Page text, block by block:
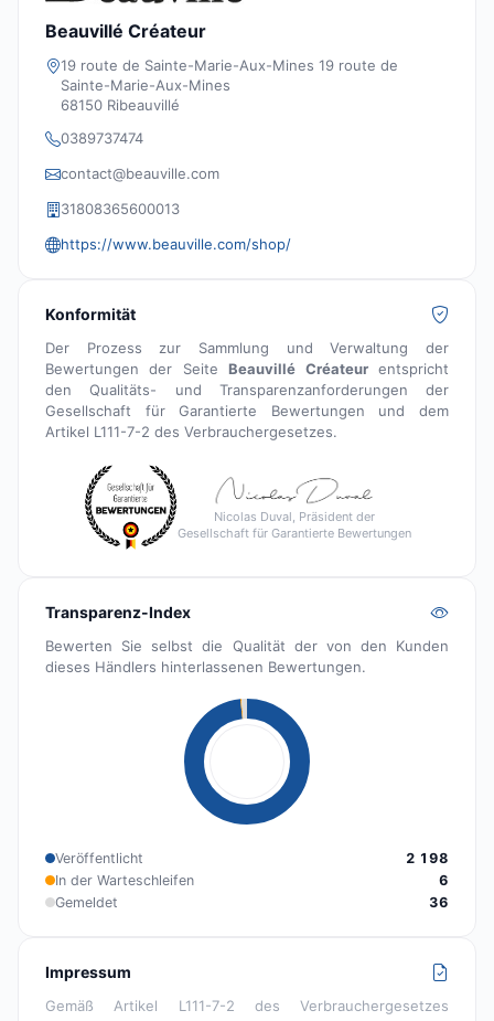
Beauvillé Créateur
19 route de Sainte-Marie-Aux-Mines 19 route de
Sainte-Marie-Aux-Mines
68150 Ribeauvillé
0389737474
contact@beauville.com
31808365600013
https://www.beauville.com/shop/
Konformität
Der Prozess zur Sammlung und Verwaltung der
Bewertungen der SeiteBeauvillé Créateurentspricht
den Qualitäts- und Transparenzanforderungen der
Gesellschaft für Garantierte Bewertungen und dem
Artikel L111-7-2 des Verbrauchergesetzes.
Nicolas Duval, Präsident der
Gesellschaft für Garantierte Bewertungen
Transparenz-Index
Bewerten Sie selbst die Qualität der von den Kunden
dieses Händlers hinterlassenen Bewertungen.
Veröffentlicht
2 198
In der Warteschleifen
6
Gemeldet
36
Impressum
Gemäß Artikel L111-7-2 des Verbrauchergesetzes